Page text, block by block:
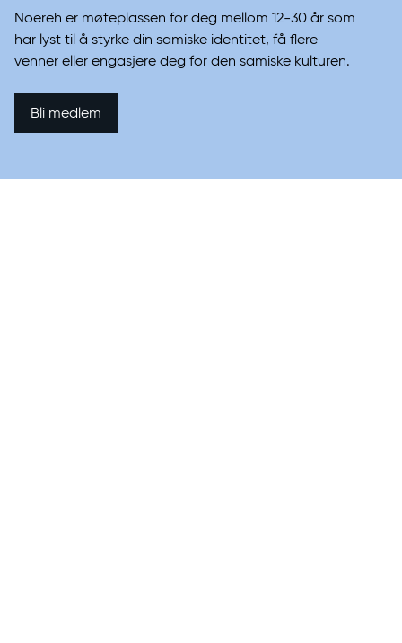
Noereh er møteplassen for deg mellom 12-30 år som
har lyst til å styrke din samiske identitet, få flere
venner eller engasjere deg for den samiske kulturen.
Bli medlem